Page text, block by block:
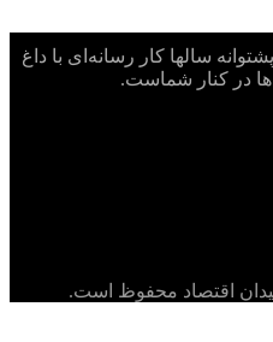
سالها کار رسانه‌ای با داغ
ها در کنار شماست.
اقتصاد محفوظ است.